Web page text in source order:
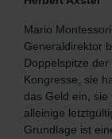
Mario
Generaldirektor
Doppelspitze der
Kongresse, sie
das Geld ein,
alleinige
Grundlage ist